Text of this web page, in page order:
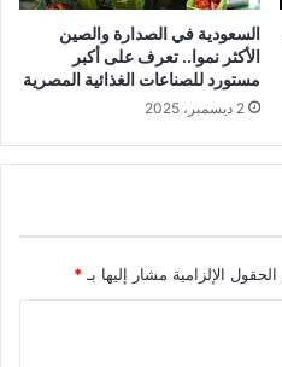
السعودية في الصدارة والصين
الأكثر نموا.. تعرف على أكبر
مستورد للصناعات الغذائية المصرية
2 ديسمبر، 2025
الحقول الإلزامية مشار إليها بـ *